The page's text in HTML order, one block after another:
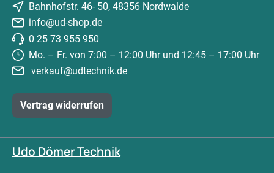
Bahnhofstr. 46- 50, 48356 Nordwalde
info@ud-shop.de
0 25 73 955 950
Mo. – Fr. von 7:00 – 12:00 Uhr und 12:45 – 17:00 Uhr
verkauf@udtechnik.de
Vertrag widerrufen
Udo Dömer Technik